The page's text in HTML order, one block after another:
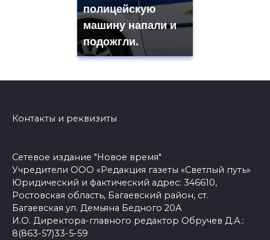
полицейскую
машину напали и
подожгли.
Контакты и реквизиты
Сетевое издание "Новое время"
Учредители ООО «Редакция газеты «Светлый путь»
Юридический и фактический адрес: 346610,
Ростовская область, Багаевский район, ст.
Багаевская ул. Демьяна Бедного 20А
И.О. Директора-главного редактор Обручев Д.А.:
8(863-57)33-5-59